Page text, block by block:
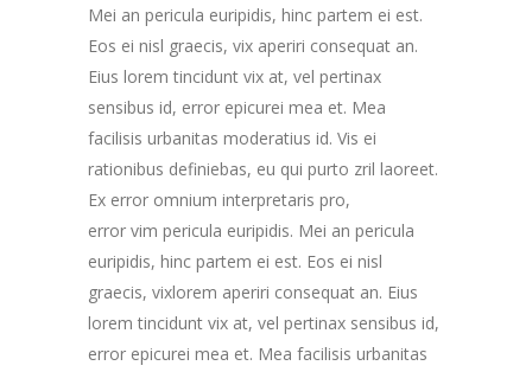
Mei an pericula euripidis, hinc partem ei est.
Eos ei nisl graecis, vix aperiri consequat an.
Eius lorem tincidunt vix at, vel pertinax
sensibus id, error epicurei mea et. Mea
facilisis urbanitas moderatius id. Vis ei
rationibus definiebas, eu qui purto zril laoreet.
Ex error omnium interpretaris pro,
error vim pericula euripidis. Mei an pericula
euripidis, hinc partem ei est. Eos ei nisl
graecis, vixlorem aperiri consequat an. Eius
lorem tincidunt vix at, vel pertinax sensibus id,
error epicurei mea et. Mea facilisis urbanitas